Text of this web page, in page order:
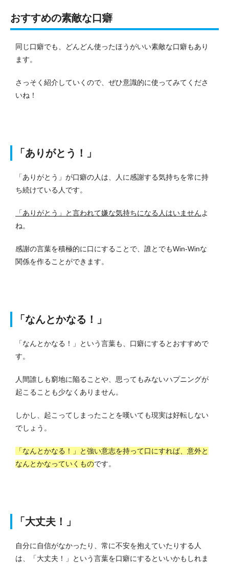
おすすめの素敵な口癖
同じ口癖でも、どんどん使ったほうがいい素敵な口癖もあり
ます。
さっそく紹介していくので、ぜひ意識的に使ってみてくださ
いね！
「ありがとう！」
「ありがとう」が口癖の人は、人に感謝する気持ちを常に持
ち続けている人です。
「ありがとう」と言われて嫌な気持ちになる人はいませんよ
ね。
感謝の言葉を積極的に口にすることで、誰とでもWin-Winな
関係を作ることができます。
「なんとかなる！」
「なんとかなる！」という言葉も、口癖にするとおすすめで
す。
人間誰しも窮地に陥ることや、思ってもみないハプニングが
起こることも少なくありません。
しかし、起こってしまったことを嘆いても現実は好転しない
でしょう。
「なんとかなる！」と強い意志を持って口にすれば、意外と
なんとかなっていくものです。
「大丈夫！」
自分に自信がなかったり、常に不安を抱えていたりする人
は、「大丈夫！」という言葉を口癖にするといいかもしれま